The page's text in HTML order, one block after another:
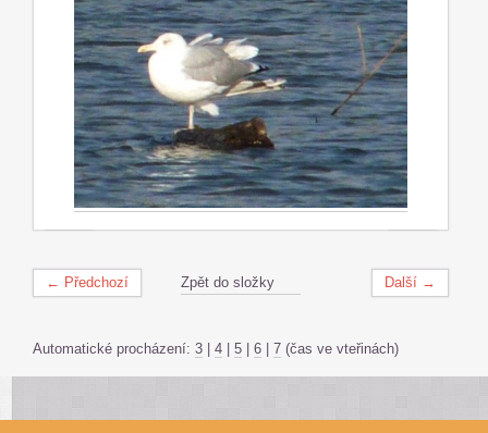
← Předchozí Další →
Zpět do složky
Automatické procházení: 3 | 4 | 5 | 6 | 7 (čas ve vteřinách)